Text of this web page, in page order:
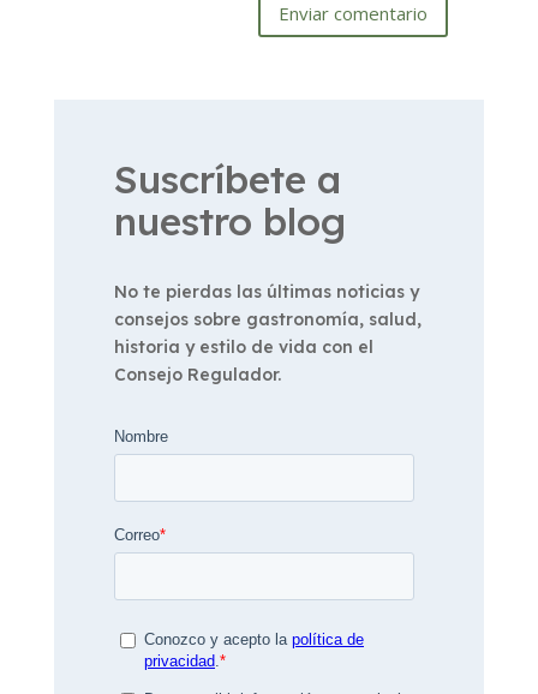
Enviar comentario
Suscríbete a
nuestro blog
No te pierdas las últimas noticias y
consejos sobre gastronomía, salud,
historia y estilo de vida con el
Consejo Regulador.